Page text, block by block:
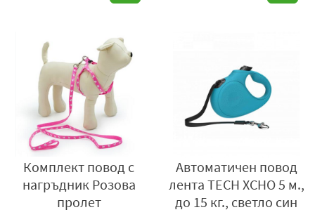
Комплект повод с
нагръдник Розова
пролет
Автоматичен повод
лента TECH XCHO 5 м.,
до 15 кг., светло син